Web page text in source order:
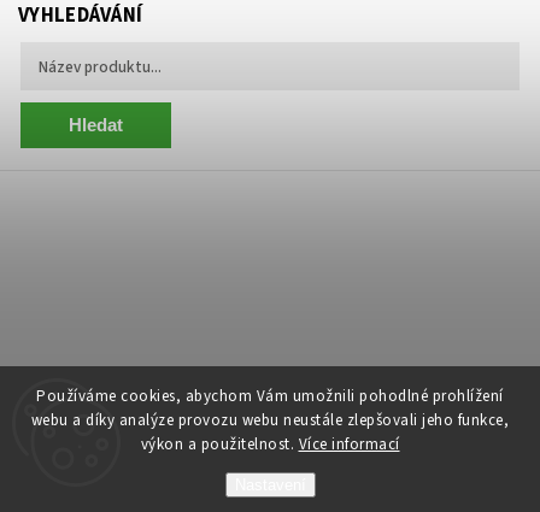
Používáme cookies, abychom Vám umožnili pohodlné prohlížení
webu a díky analýze provozu webu neustále zlepšovali jeho funkce,
výkon a použitelnost. Více informací
VYHLEDÁVÁNÍ
Hledat
Copyright 2026 Centrum Zelený Anděl
Grafický návrh vytvořil a nakódoval